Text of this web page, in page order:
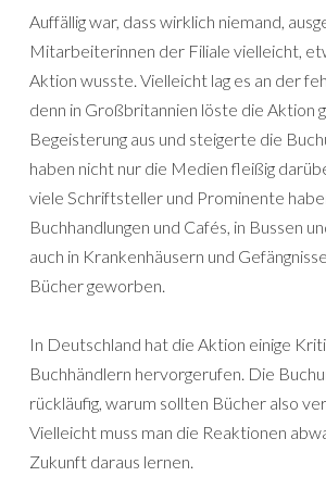
Auffällig war, dass wirklich niemand,
Mitarbeiterinnen der Filiale vielleicht,
Aktion wusste. Vielleicht lag es an der
denn in Großbritannien löste die Aktion
Begeisterung aus und steigerte die
haben nicht nur die Medien fleißig
viele Schriftsteller und Prominente
Buchhandlungen und Cafés, in Bussen
auch in Krankenhäusern und
Bücher geworben.
In Deutschland hat die Aktion einige
Buchhändlern hervorgerufen. Die
rückläufig, warum sollten Bücher also
Vielleicht muss man die Reaktionen
Zukunft daraus lernen.